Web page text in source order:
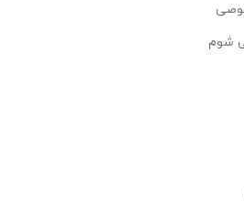
شوم